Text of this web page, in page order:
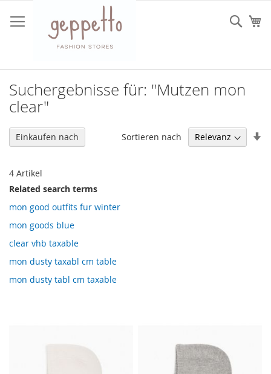
zum
Inhalt
Suchergebnisse für: "Mutzen mon
clear"
4 Artikel
Sortieren nach
Related search terms
mon good outfits fur winter
mon goods blue
clear vhb taxable
mon dusty taxabl cm table
mon dusty tabl cm taxable
Einkaufen nach